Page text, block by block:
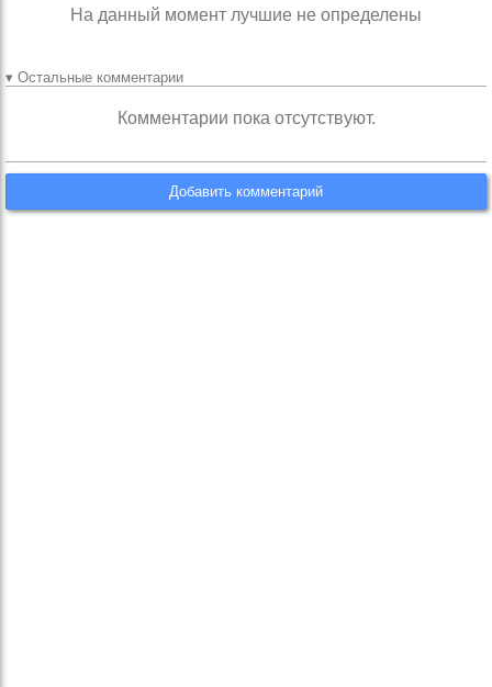
На данный момент лучшие не определены
▾ Остальные комментарии
Комментарии пока отсутствуют.
Добавить комментарий